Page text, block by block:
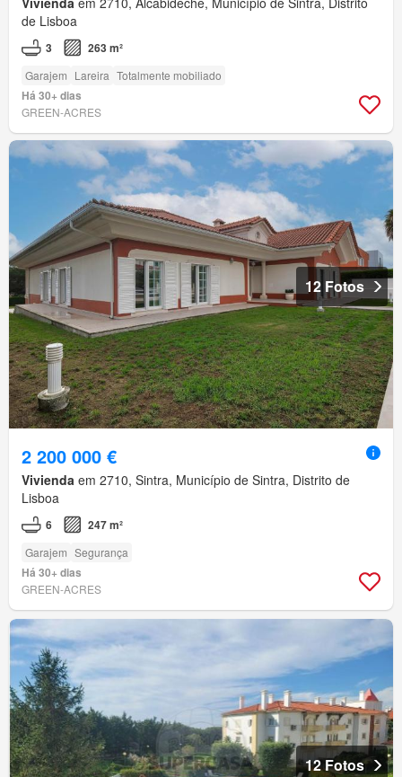
de Lisboa
3 263 m²
Garajem Lareira Totalmente mobiliado
Há 30+ dias
GREEN-ACRES
12 Fotos
2 200 000 €
Vivienda em 2710, Sintra, Município de Sintra, Distrito de
Lisboa
6 247 m²
Garajem Segurança
Há 30+ dias
GREEN-ACRES
12 Fotos